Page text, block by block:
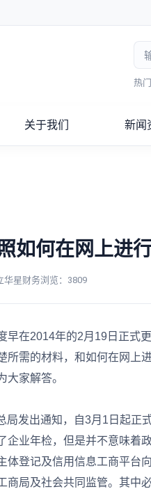
热
关于我们 新闻
如何在网上进
华星财务浏览： 3809
在2014年的2月19日正式
所需的材料，和如何在网上
大家解答。
发出通知，自3月1日起正
企业年检，但是并不意味着
体登记及信用信息工商平台
商局及社会共同监管。其中